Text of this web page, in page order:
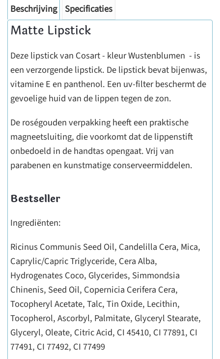
Beschrijving Specificaties
Matte Lipstick
Deze lipstick van Cosart - kleur Wustenblumen - is
een verzorgende lipstick. De lipstick bevatbijenwas,
vitamine E en panthenol. Een uv-filter beschermt de
gevoelige huid van de lippen tegen de zon.
De roségouden verpakking heeft een praktische
magneetsluiting, die voorkomt dat de lippenstift
onbedoeld in de handtas opengaat. Vrij van
parabenen en kunstmatige conserveermiddelen.
Bestseller
Ingrediënten:
Ricinus Communis Seed Oil, Candelilla Cera, Mica,
Caprylic/Capric Triglyceride, Cera Alba,
Hydrogenates Coco, Glycerides, Simmondsia
Chinenis, Seed Oil, Copernicia Cerifera Cera,
Tocopheryl Acetate, Talc, Tin Oxide, Lecithin,
Tocopherol, Ascorbyl, Palmitate, Glyceryl Stearate,
Glyceryl, Oleate, Citric Acid, CI 45410, CI 77891, CI
77491, CI 77492, CI 77499